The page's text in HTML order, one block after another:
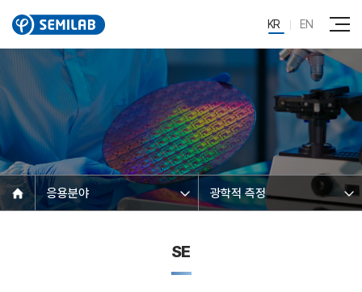
KR EN
응용분야 광학적 측정
SE